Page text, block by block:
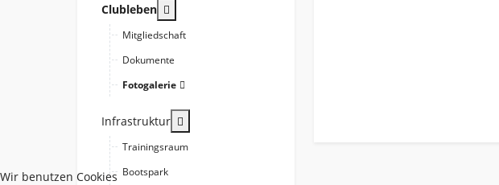
Clubleben
Mitgliedschaft
Dokumente
Fotogalerie
Infrastruktur
Trainingsraum
Bootspark
Wir benutzen Cookies